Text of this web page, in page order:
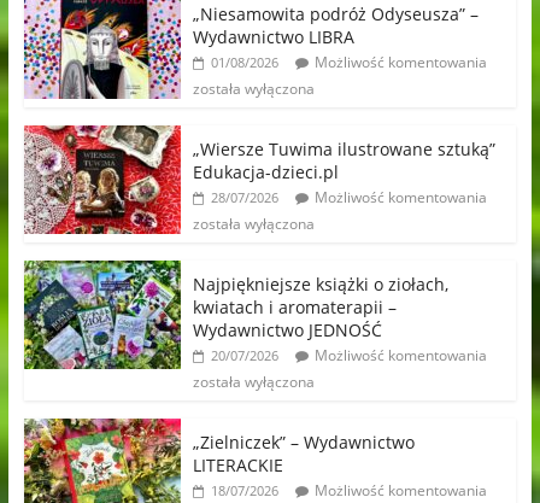
„Niesamowita podróż Odyseusza” –
Wydawnictwo LIBRA
01/08/2026
Możliwość komentowania
została wyłączona
„Wiersze Tuwima ilustrowane sztuką”
Edukacja-dzieci.pl
28/07/2026
Możliwość komentowania
została wyłączona
Najpiękniejsze książki o ziołach,
kwiatach i aromaterapii –
Wydawnictwo JEDNOŚĆ
20/07/2026
Możliwość komentowania
została wyłączona
„Zielniczek” – Wydawnictwo
LITERACKIE
18/07/2026
Możliwość komentowania